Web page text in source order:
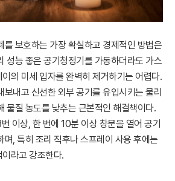
를 보호하는 가장 확실하고 경제적인 방법은
성능 좋은 공기청정기를 가동하더라도 가스
의 미세 입자를 완벽히 제거하기는 어렵다.
내고 신선한 외부 공기를 유입시키는 물리
물질 농도를 낮추는 근본적인 해결책이다.
이상, 한 번에 10분 이상 창문을 열어 공기
며, 특히 조리 직후나 스프레이 사용 후에는
라고 강조한다.